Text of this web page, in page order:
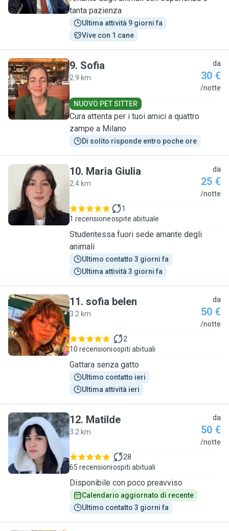
tanta pazienza
Ultima attività 9 giorni fa
Vive con 1 cane
S
9. Sofia
2.9 km
da
30 €
/notte
NUOVO PET SITTER
Cura attenta per i tuoi amici a quattro
zampe a Milano
Di solito risponde entro poche ore
M
10. Maria Giulia
2.4 km
da
25 €
/notte
1 recensione
1
ospite abituale
Studentessa fuori sede amante degli
animali
Ultimo contatto 3 giorni fa
Ultima attività 3 giorni fa
S
11. sofia belen
3.2 km
da
50 €
/notte
10 recensioni
2
ospiti abituali
Gattara senza gatto
Ultimo contatto ieri
Ultima attività ieri
M
12. Matilde
3.2 km
da
50 €
/notte
65 recensioni
28
ospiti abituali
Disponibile con poco preavviso
Calendario aggiornato di recente
Ultimo contatto 3 giorni fa